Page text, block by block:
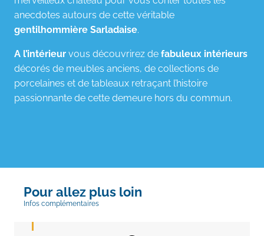
anecdotes autours de cette véritable
gentilhommière Sarladaise.
A l’intérieur vous découvrirez de fabuleux intérieurs
décorés de meubles anciens, de collections de
porcelaines et de tableaux retraçant l’histoire
passionnante de cette demeure hors du commun.
Pour allez plus loin
Infos complémentaires